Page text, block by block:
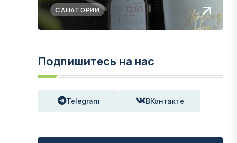
САНАТОРИИ
Подпишитесь на нас
Telegram ВКонтакте